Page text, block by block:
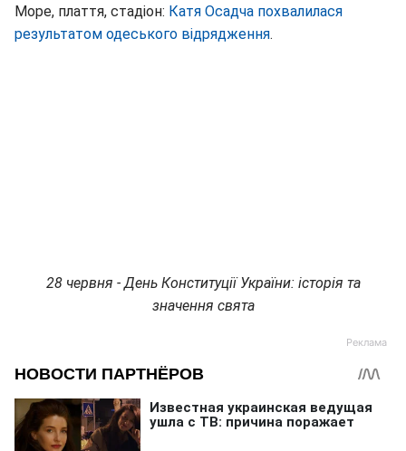
Море, плаття, стадіон: Катя Осадча похвалилася
результатом одеського відрядження.
28 червня - День Конституції України: історія та
значення свята